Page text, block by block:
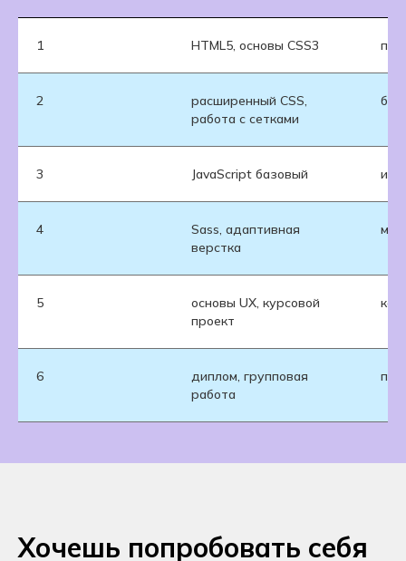
1 HTML5, основы CSS3
2
расширенный CSS,
работа с сетками
3 JavaScript базовый
4
Sass, адаптивная
верстка
5
основы UX, курсовой
проект
6
диплом, групповая
работа
Хочешь попробовать себя